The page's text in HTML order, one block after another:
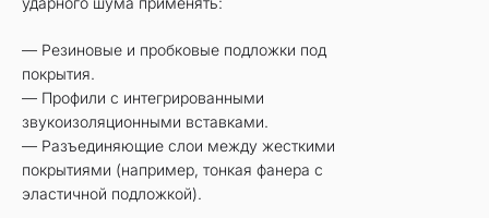
— Резиновые и пробковые подложки под
покрытия.
— Профили с интегрированными
звукоизоляционными вставками.
— Разъединяющие слои между жесткими
покрытиями (например, тонкая фанера с
эластичной подложкой).